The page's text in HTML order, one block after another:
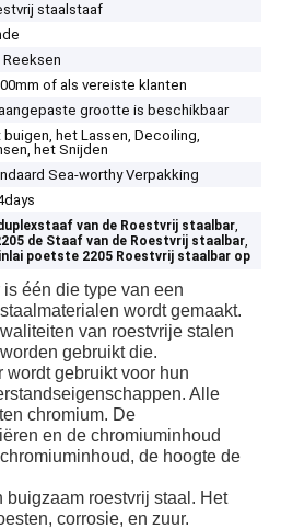
staalstaaf
Reeksen
of als vereiste klanten
grootte is beschikbaar
buigen, het Lassen, Decoiling,
het Snijden
Sea-worthy Verpakking
van de Roestvrij staalbar,
de Staaf van de Roestvrij staalbar,
poetste 2205 Roestvrij staalbar op
één die type van een
wordt gemaakt.
van roestvrije stalen
gebruikt die.
wordt gebruikt voor hun
Alle
chromium. De
en de chromiuminhoud
de hoogte de
buigzaam roestvrij staal. Het
corrosie, en zuur.